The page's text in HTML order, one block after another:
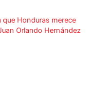
Honduras merece
Orlando Hernández